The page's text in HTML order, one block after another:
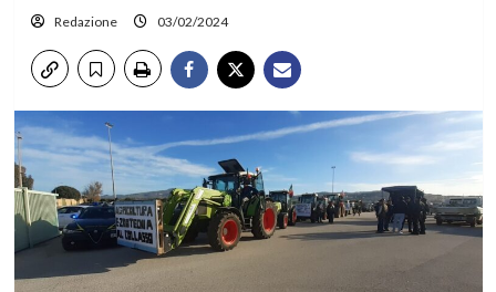
Redazione 03/02/2024